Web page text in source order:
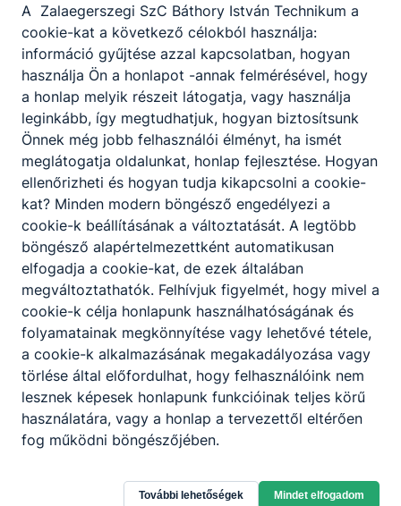
Zalaegerszegi SzC Báthory István
A Zalaegerszegi SzC Báthory István Technikum a
cookie-kat a következő célokból használja:
információ gyűjtése azzal kapcsolatban, hogyan
használja Ön a honlapot -annak felmérésével, hogy
a honlap melyik részeit látogatja, vagy használja
leginkább, így megtudhatjuk, hogyan biztosítsunk
Önnek még jobb felhasználói élményt, ha ismét
meglátogatja oldalunkat, honlap fejlesztése. Hogyan
ellenőrizheti és hogyan tudja kikapcsolni a cookie-
kat? Minden modern böngésző engedélyezi a
cookie-k beállításának a változtatását. A legtöbb
böngésző alapértelmezettként automatikusan
elfogadja a cookie-kat, de ezek általában
megváltoztathatók. Felhívjuk figyelmét, hogy mivel a
cookie-k célja honlapunk használhatóságának és
folyamatainak megkönnyítése vagy lehetővé tétele,
a cookie-k alkalmazásának megakadályozása vagy
törlése által előfordulhat, hogy felhasználóink nem
lesznek képesek honlapunk funkcióinak teljes körű
használatára, vagy a honlap a tervezettől eltérően
fog működni böngészőjében.
További lehetőségek Mindet elfogadom